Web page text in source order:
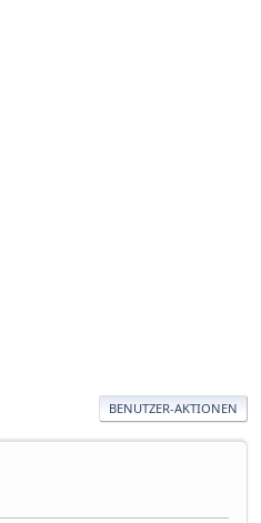
BENUTZER-AKTIONEN